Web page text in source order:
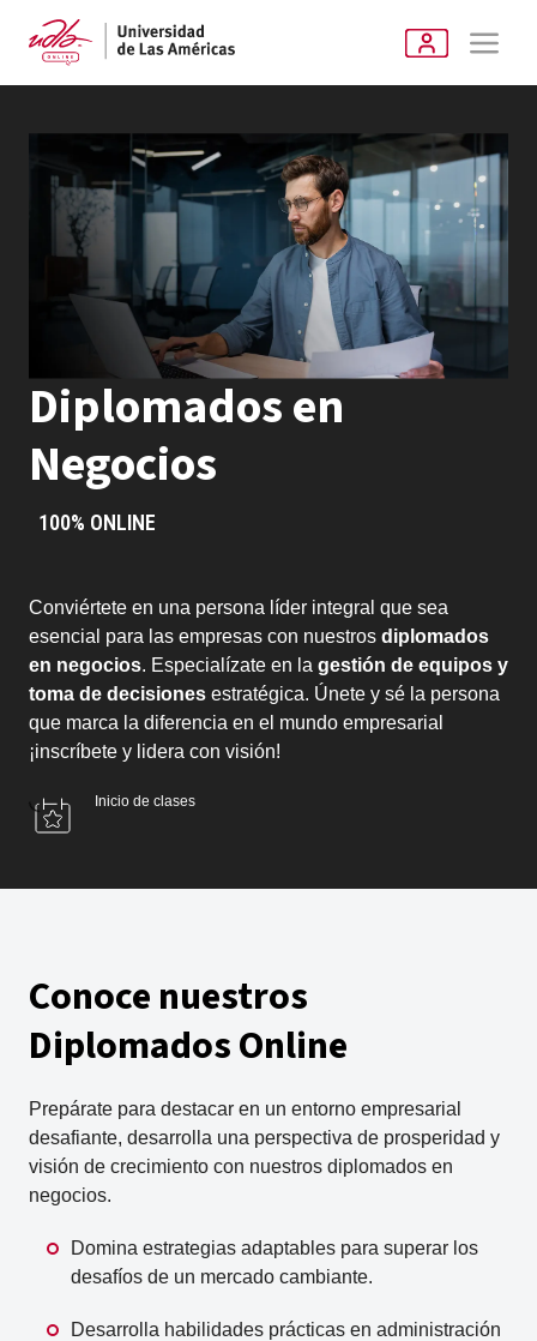
Diplomados en
Negocios
100% ONLINE
Conviértete en una persona líder integral que sea
esencial para las empresas con nuestros diplomados
en negocios. Especialízate en la gestión de equipos y
toma de decisiones estratégica. Únete y sé la persona
que marca la diferencia en el mundo empresarial
¡inscríbete y lidera con visión!
Inicio de clases
Conoce nuestros
Diplomados Online
Prepárate para destacar en un entorno empresarial
desafiante, desarrolla una perspectiva de prosperidad y
visión de crecimiento con nuestros diplomados en
negocios.
Domina estrategias adaptables para superar los
desafíos de un mercado cambiante.
Desarrolla habilidades prácticas en administración